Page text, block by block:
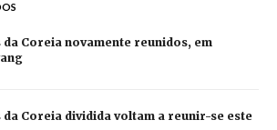
da Coreia novamente reunidos, em
da Coreia dividida voltam a reunir-se este